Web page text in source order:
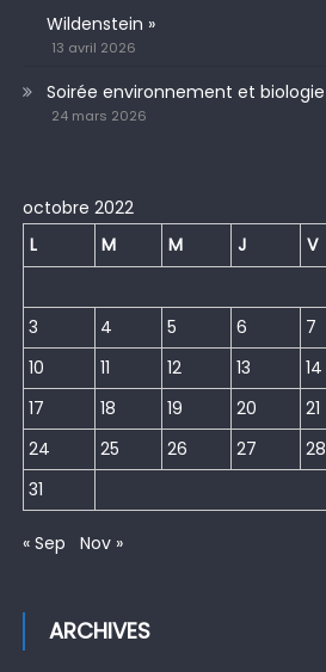
Wildenstein »
13 avril 2026
Soirée environnement et biologie
24 mars 2026
octobre 2022
L
M M J V
3
4 5 6 7
10
11 12 13 14
17
18 19 20 21
24
25 26 27 28
31
« Sep Nov »
ARCHIVES